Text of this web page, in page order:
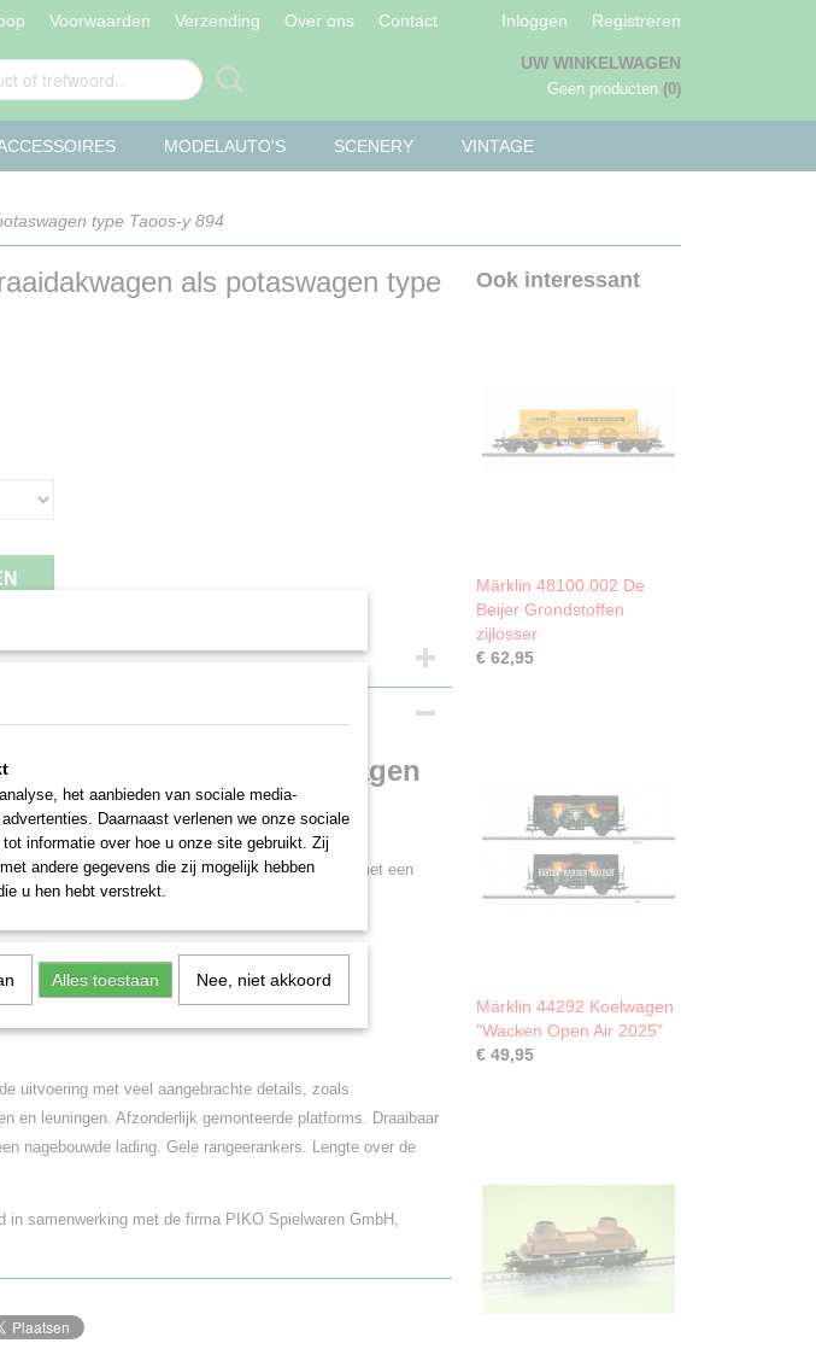
Voorwaarden Verzending Over ons Contact Inloggen Registreren
UW WINKELWAGEN
Geen producten (0)
MODELAUTO'S SCENERY VINTAGE
type Taoos-y 894
als potaswagen type
4001883481913
als potaswagen
DB CARGO
als potaswagon van het type Taoos-y 894 met een
basiskleurstelling. Deutsche Bahn AG (DB AG),
uitvoering met veel aangebrachte details, zoals
en leuningen. Afzonderlijk gemonteerde platforms. Draaibaar
nagebouwde lading. Gele rangeerankers. Lengte over de
in samenwerking met de firma PIKO Spielwaren GmbH,
Ook interessant
Märklin 48100.002 De
Beijer Grondstoffen
zijlosser
€ 62,95
Märklin 44292 Koelwagen
"Wacken Open Air 2025"
€ 49,95
het aanbieden van sociale media-
Daarnaast verlenen we onze sociale
informatie over hoe u onze site gebruikt. Zij
andere gegevens die zij mogelijk hebben
u hen hebt verstrekt.
Alles toestaan Nee, niet akkoord